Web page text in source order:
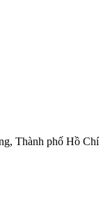
Thành phố Hồ Chí